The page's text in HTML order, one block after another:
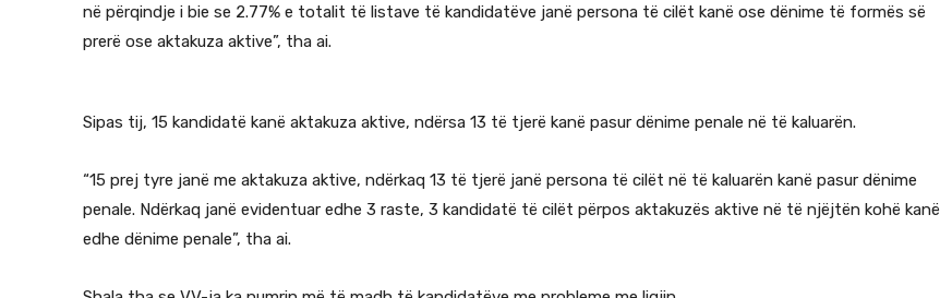
në përqindje i bie se 2.77% e totalit të listave të kandidatëve janë persona të cilët kanë ose dënime të formës së
prerë ose aktakuza aktive”, tha ai.
Sipas tij, 15 kandidatë kanë aktakuza aktive, ndërsa 13 të tjerë kanë pasur dënime penale në të kaluarën.
“15 prej tyre janë me aktakuza aktive, ndërkaq 13 të tjerë janë persona të cilët në të kaluarën kanë pasur dënime
penale. Ndërkaq janë evidentuar edhe 3 raste, 3 kandidatë të cilët përpos aktakuzës aktive në të njëjtën kohë kanë
edhe dënime penale”, tha ai.